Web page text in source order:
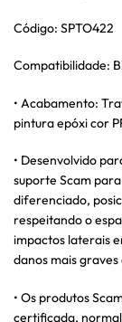
Código: SPTO422
Compatibilidade:
• Acabamento:
pintura epóxi cor
• Desenvolvido
suporte Scam
diferenciado,
respeitando o
impactos laterais
danos mais
• Os produtos
certificada,